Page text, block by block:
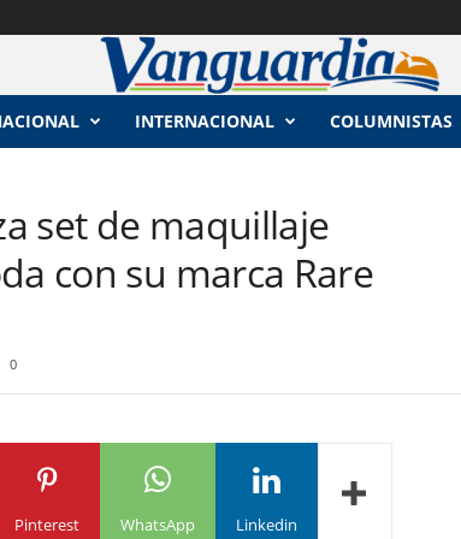
INTERNACIONAL COLUMNISTAS
set de maquillaje
con su marca Rare
0
Pinterest WhatsApp Linkedin